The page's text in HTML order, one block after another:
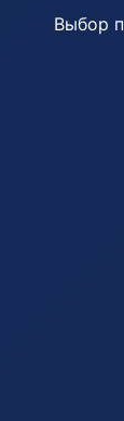
Выбор